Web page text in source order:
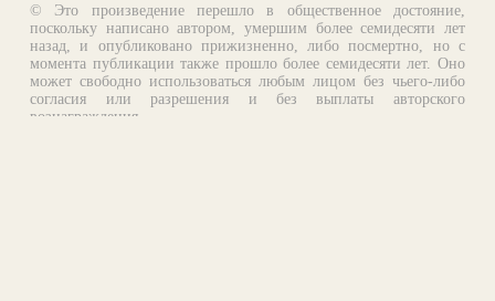
© Это произведение перешло в общественное достояние,
поскольку написано автором, умершим более семидесяти лет
назад, и опубликовано прижизненно, либо посмертно, но с
момента публикации также прошло более семидесяти лет. Оно
может свободно использоваться любым лицом без чьего-либо
согласия или разрешения и без выплаты авторского
вознаграждения.